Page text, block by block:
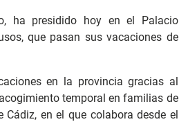
ha presidido hoy en el Palacio
que pasan sus vacaciones de
en la provincia gracias al
temporal en familias de
Cádiz, en el que colabora desde el